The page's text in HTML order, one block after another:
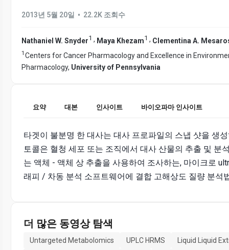
2013년 5월 20일 • 22.2K 조회수
Nathaniel W. Snyder1 , Maya Khezam1 , Clementina A.
1 Centers for Cancer Pharmacology and Excellence in
Pharmacology, University of Pennsylvania
요약 대본 인사이트 바이오파마 인사이트
타겟이 불분명 한 대사는 대사 프로파일의 스냅 샷을 생
토콜은 혈청 세포 또는 조직에서 대사 산물의 추출 및 분
는 액체 - 액체 상 추출을 사용하여 조사하는, 마이크로
래피 / 차동 분석 소프트웨어에 결합 고해상도 질량 분석
더 많은 동영상 탐색
Untargeted Metabolomics UPLC HRMS
Liquid Liquid